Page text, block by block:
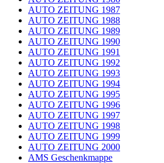
AUTO ZEITUNG 1987
AUTO ZEITUNG 1988
AUTO ZEITUNG 1989
AUTO ZEITUNG 1990
AUTO ZEITUNG 1991
AUTO ZEITUNG 1992
AUTO ZEITUNG 1993
AUTO ZEITUNG 1994
AUTO ZEITUNG 1995
AUTO ZEITUNG 1996
AUTO ZEITUNG 1997
AUTO ZEITUNG 1998
AUTO ZEITUNG 1999
AUTO ZEITUNG 2000
AMS Geschenkmappe